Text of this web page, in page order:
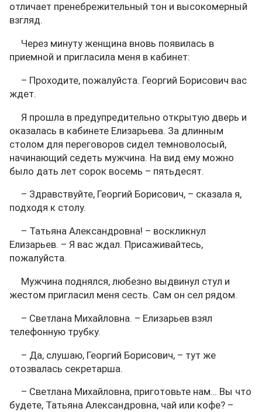
отличает пренебрежительный тон и высокомерный
взгляд.
Через минуту женщина вновь появилась в
приемной и пригласила меня в кабинет:
– Проходите, пожалуйста. Георгий Борисович вас
ждет.
Я прошла в предупредительно открытую дверь и
оказалась в кабинете Елизарьева. За длинным
столом для переговоров сидел темноволосый,
начинающий седеть мужчина. На вид ему можно
было дать лет сорок восемь – пятьдесят.
– Здравствуйте, Георгий Борисович, – сказала я,
подходя к столу.
– Татьяна Александровна! – воскликнул
Елизарьев. – Я вас ждал. Присаживайтесь,
пожалуйста.
Мужчина поднялся, любезно выдвинул стул и
жестом пригласил меня сесть. Сам он сел рядом.
– Светлана Михайловна. – Елизарьев взял
телефонную трубку.
– Да, слушаю, Георгий Борисович, – тут же
отозвалась секретарша.
– Светлана Михайловна, приготовьте нам… Вы что
будете, Татьяна Александровна, чай или кофе? –